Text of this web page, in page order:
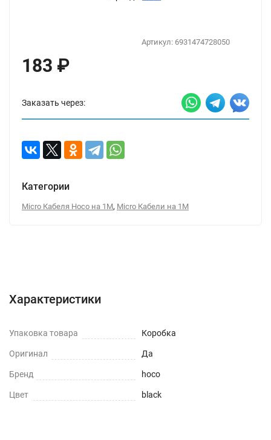
Артикул: 6931474728050
183 ₽
Заказать через:
Категории
Micro Кабеля Hoco на 1М, Micro Кабели на 1М
Характеристики
Упаковка товара Коробка
Оригинал Да
Бренд hoco
Цвет black